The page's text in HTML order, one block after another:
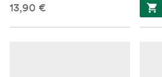
13,90 €